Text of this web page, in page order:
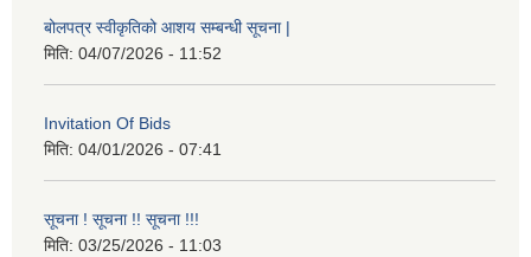
बोलपत्र स्वीकृतिको आशय सम्बन्धी सूचना |
मिति: 04/07/2026 - 11:52
Invitation Of Bids
मिति: 04/01/2026 - 07:41
सूचना ! सूचना !! सूचना !!!
मिति: 03/25/2026 - 11:03